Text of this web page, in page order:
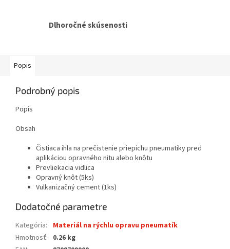
Dlhoročné skúsenosti
Popis
Podrobný popis
Popis
Obsah
Čistiaca ihla na prečistenie priepichu pneumatiky pred
aplikáciou opravného nitu alebo knôtu
Prevliekacia vidlica
Opravný knôt (5ks)
Vulkanizačný cement (1ks)
Dodatočné parametre
Kategória:
Materiál na rýchlu opravu pneumatík
Hmotnosť: 0.26 kg